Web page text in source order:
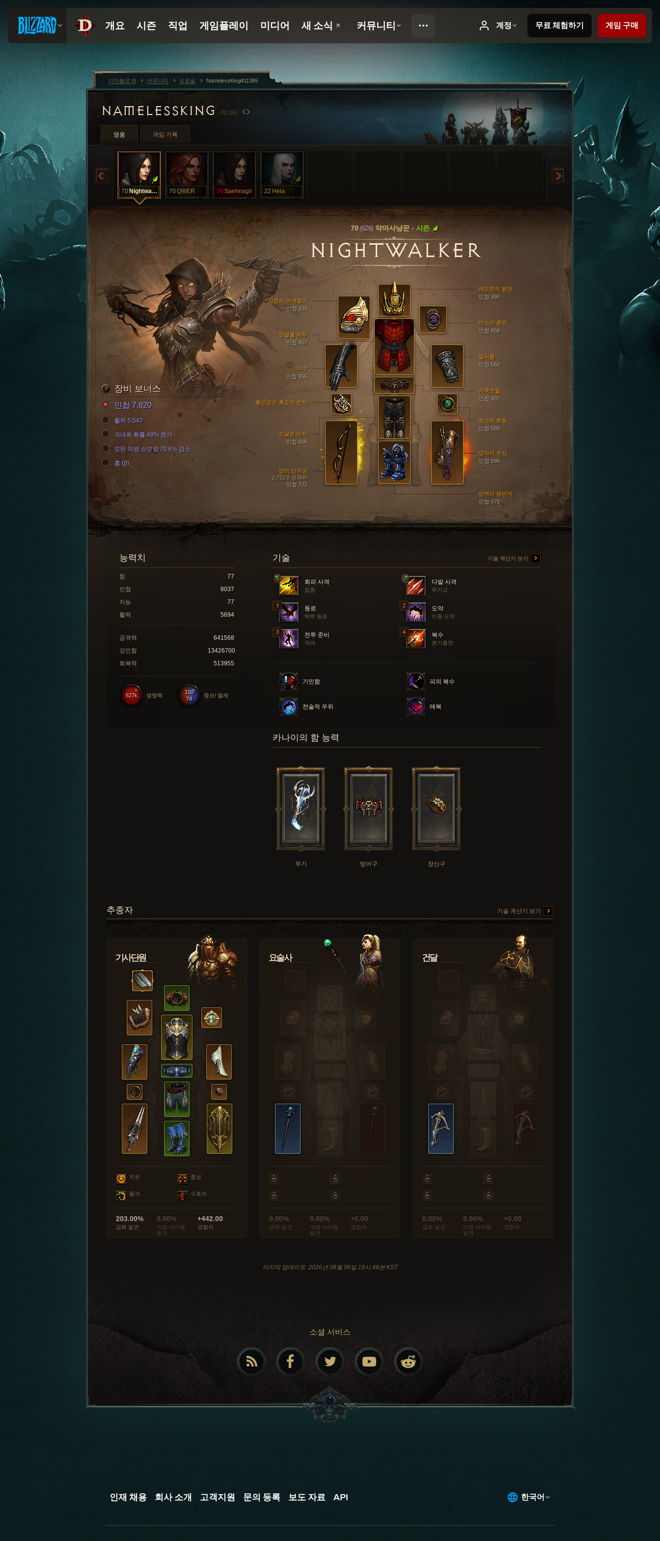
NAMELESSKING #11389
영웅 게임 기록
70 Nightwalker 70QWER 70Saehnagil 22 Hela
70 (626)악마사냥꾼 - 시즌
NIGHTWALKER
레오릭의 왕관
민첩 990
잉걸불 외투
민첩 457
빙벽의 등반자
민첩 570
마수
민첩 955
집중의 어깨걸이
민첩 435
도굴꾼 바지
민첩 606
팔씨름
민첩 560
양의 만곡궁
2,732.0 공격력
민첩 722
망자의 유산
민첩 596
가죽숫돌
민첩 482
원소의 회동
민첩 589
황도궁의 흑요석 반지
박소의 혼령
민첩 858
장비 보너스
민첩 7,820
활력 5,547
극대화 확률 49% 증가
모든 자원 소모량 70.6% 감소
홈 (0)
기술 기술 계산기 보기
회피 사격
집중
다발 사격
무기고
동료
박쥐 동료
도약
이중 도약
전투 준비
격려
복수
분기충천
기민함 피의 복수
전술적 우위 매복
능력치
힘
77
민첩
8037
지능
77
활력
5694
공격력
641568
강인함
13426700
회복력
513955
150
74
증오/ 절제
627k 생명력
카나이의 함 능력
무기 방어구 장신구
추종자 기술 계산기 보기
기사단원
치유 충성
돌격 수호자
203.00%
금화 발견
0.00%
마법 아이템
발견
+442.00
경험치
요술사
0.00%
금화 발견
0.00%
마법 아이템
발견
+0.00
경험치
건달
0.00%
금화 발견
0.00%
마법 아이템
발견
+0.00
경험치
마지막 업데이트: 2026년 08월 06일 19시 48분 KST
소셜 서비스
디아블로 III 커뮤니티 프로필 NamelessKing#11389